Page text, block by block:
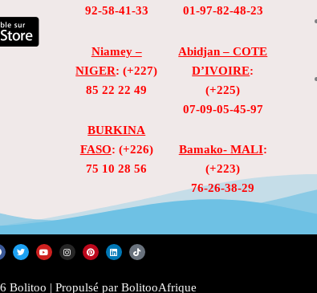
92-58-41-33
Niamey –
NIGER: (+227)
85 22 22 49
BURKINA
FASO: (+226)
75 10 28 56
01-97-82-48-23
Abidjan – COTE
D’IVOIRE:
(+225)
07-09-05-45-97
Bamako- MALI:
(+223)
76-26-38-29
T
w
i
e
Y
o
u
b
I
n
s
g
P
i
n
r
L
i
n
d
T
i
k
k
Bolitoo | Propulsé par BolitooAfrique